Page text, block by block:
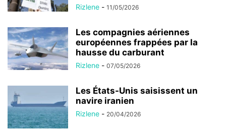
Rizlene - 11/05/2026
Les compagnies aériennes
européennes frappées par la
hausse du carburant
Rizlene - 07/05/2026
Les États-Unis saisissent un
navire iranien
Rizlene - 20/04/2026